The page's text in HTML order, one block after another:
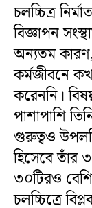
চলচ্চিত্র
বিজ্ঞাপন
অন্যতম
কর্মজীবনে
করেননি।
পাশাপাশি
গুরুত্বও
হিসেবে তাঁর
৩০টিরও
চলচ্চিত্রে